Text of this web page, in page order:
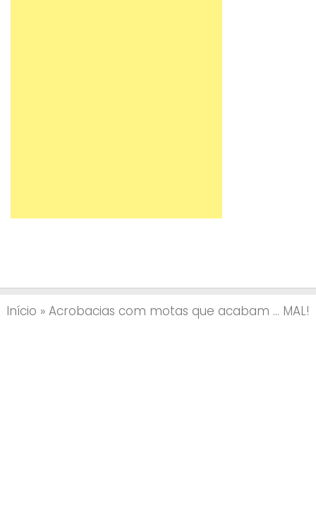
Início » Acrobacias com motas que acabam … MAL!